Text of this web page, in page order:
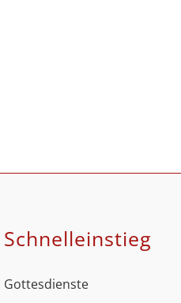
Schnell­einstieg
Gottesdienste